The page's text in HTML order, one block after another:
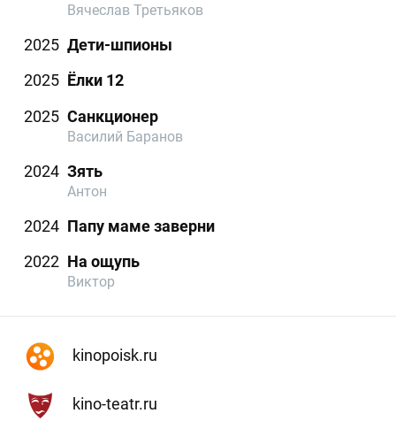
Вячеслав Третьяков
2025 Дети-шпионы
2025 Ёлки 12
2025 Санкционер
Василий Баранов
2024 Зять
Антон
2024 Папу маме заверни
2022 На ощупь
Виктор
kinopoisk.ru
kino-teatr.ru